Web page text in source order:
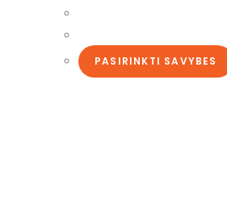
PASIRINKTI SAVYBES